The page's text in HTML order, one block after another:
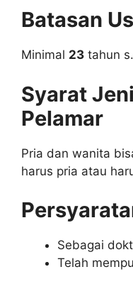
Batasan
Minimal 23 tahun
Syarat
Pelamar
Pria dan wanita
harus pria atau
Sebagai
Telah